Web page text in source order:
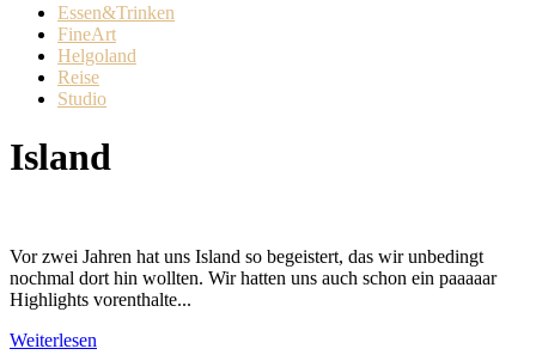
Essen&Trinken
FineArt
Helgoland
Reise
Studio
Island
Vor zwei Jahren hat uns Island so begeistert, das wir unbedingt
nochmal dort hin wollten. Wir hatten uns auch schon ein paaaaar
Highlights vorenthalte...
Weiterlesen